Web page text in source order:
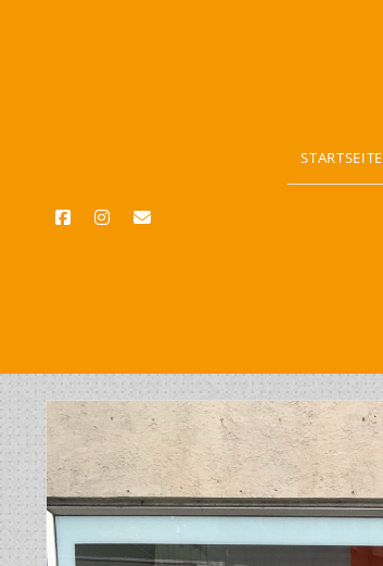
facebookinstagram
email
STARTSEITE